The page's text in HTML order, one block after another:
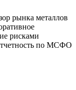
рынка металлов
рисками
по МСФО